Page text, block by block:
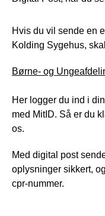
Hvis du vil sende en
Kolding Sygehus,
Børne- og
Her logger du ind i
med MitID. Så er du
os.
Med digital post
oplysninger sikkert,
cpr-nummer.